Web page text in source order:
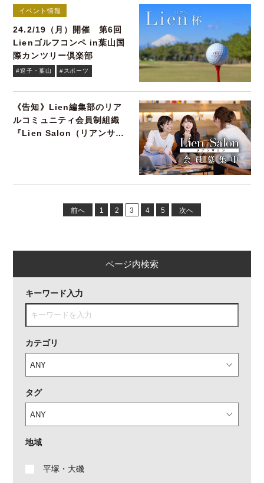
イベント情報
24.2/19（月）開催 第6回
Lienゴルフコンペ in葉山国
際カンツリー倶楽部
#逗子・葉山 #スポーツ
《告知》Lien編集部のリア
ルコミュニティ会員制組織
『Lien Salon（リアンサロ
前へ 1 2 3 4 5 次へ
ページ内検索
キーワード入力
カテゴリ
タグ
地域
平塚・大磯